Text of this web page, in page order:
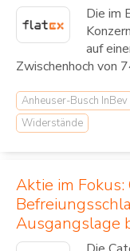
Die im
auf
Zwischenhoch von
Anheuser-Busch InBev
Widerstände
Aktie im
Ausgangslage